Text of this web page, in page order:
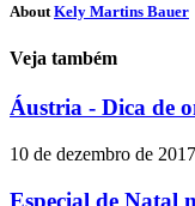
About Kely Martins Bauer
Veja também
Áustria - Dica de
10 de dezembro de 2017
Especial de Natal